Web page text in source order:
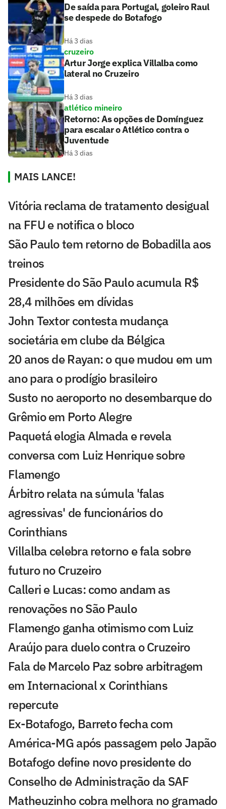
De saída para Portugal, goleiro Raul
se despede do Botafogo
Há 3 dias
cruzeiro
Artur Jorge explica Villalba como
lateral no Cruzeiro
Há 3 dias
atlético mineiro
Retorno: As opções de Domínguez
para escalar o Atlético contra o
Juventude
Há 3 dias
MAIS LANCE!
Vitória reclama de tratamento desigual
na FFU e notifica o bloco
São Paulo tem retorno de Bobadilla aos
treinos
Presidente do São Paulo acumula R$
28,4 milhões em dívidas
John Textor contesta mudança
societária em clube da Bélgica
20 anos de Rayan: o que mudou em um
ano para o prodígio brasileiro
Susto no aeroporto no desembarque do
Grêmio em Porto Alegre
Paquetá elogia Almada e revela
conversa com Luiz Henrique sobre
Flamengo
Árbitro relata na súmula 'falas
agressivas' de funcionários do
Corinthians
Villalba celebra retorno e fala sobre
futuro no Cruzeiro
Calleri e Lucas: como andam as
renovações no São Paulo
Flamengo ganha otimismo com Luiz
Araújo para duelo contra o Cruzeiro
Fala de Marcelo Paz sobre arbitragem
em Internacional x Corinthians
repercute
Ex-Botafogo, Barreto fecha com
América-MG após passagem pelo Japão
Botafogo define novo presidente do
Conselho de Administração da SAF
Matheuzinho cobra melhora no gramado